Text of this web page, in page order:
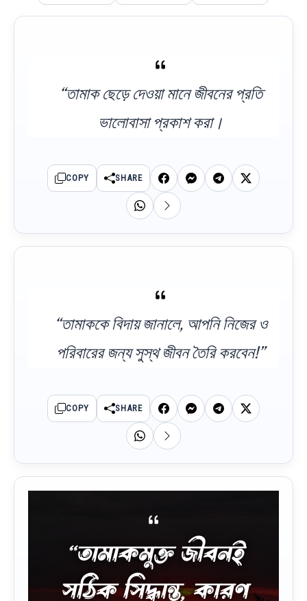
“তামাক ছেড়ে দেওয়া মানে জীবনের প্রতি
ভালোবাসা প্রকাশ করা।
COPY SHARE
“তামাককে বিদায় জানালে, আপনি নিজের ও
পরিবারের জন্য সুস্থ জীবন তৈরি করবেন!”
COPY SHARE
“তামাকমুক্ত জীবনই
সঠিক সিদ্ধান্ত, কারণ